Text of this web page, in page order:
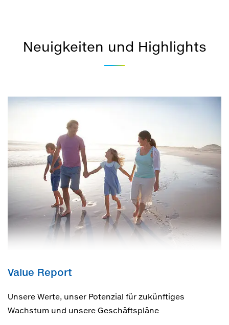
Neuigkeiten und Highlights
Value Report
Unsere Werte, unser Potenzial für zukünftiges
Wachstum und unsere Geschäftspläne